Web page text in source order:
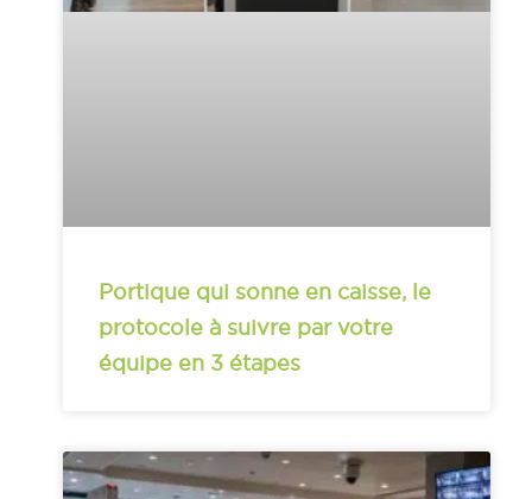
Portique qui sonne en caisse, le
protocole à suivre par votre
équipe en 3 étapes